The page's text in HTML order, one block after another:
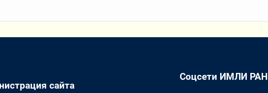
сайта
Соцсети ИМЛИ РАН